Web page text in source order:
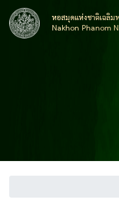
หอสมุดแห่งชาติเฉลิม
Nakhon Phanom